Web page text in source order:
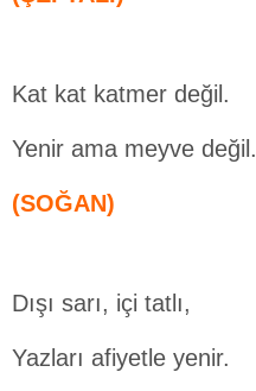
Kat kat katmer değil.
Yenir ama meyve değil.
(SOĞAN)
Dışı sarı, içi tatlı,
Yazları afiyetle yenir.